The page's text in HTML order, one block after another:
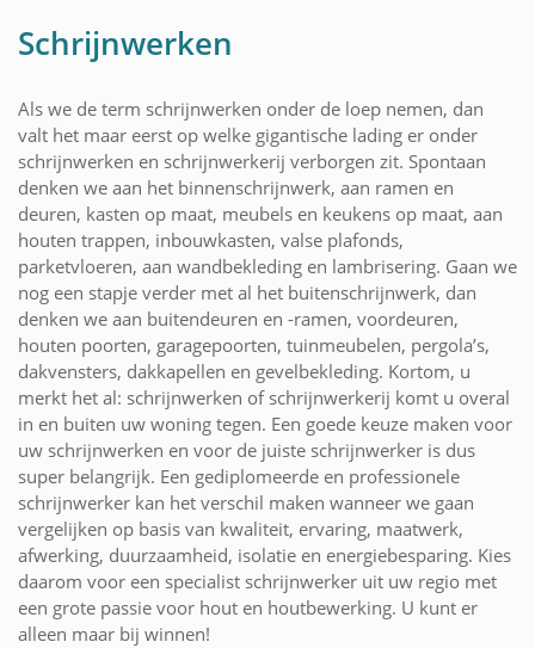
Schrijnwerken
Als we de term schrijnwerken onder de loep nemen, dan
valt het maar eerst op welke gigantische lading er onder
schrijnwerken en schrijnwerkerij verborgen zit. Spontaan
denken we aan het binnenschrijnwerk, aan ramen en
deuren, kasten op maat, meubels en keukens op maat, aan
houten trappen, inbouwkasten, valse plafonds,
parketvloeren, aan wandbekleding en lambrisering. Gaan we
nog een stapje verder met al het buitenschrijnwerk, dan
denken we aan buitendeuren en -ramen, voordeuren,
houten poorten, garagepoorten, tuinmeubelen, pergola’s,
dakvensters, dakkapellen en gevelbekleding. Kortom, u
merkt het al: schrijnwerken of schrijnwerkerij komt u overal
in en buiten uw woning tegen. Een goede keuze maken voor
uw schrijnwerken en voor de juiste schrijnwerker is dus
super belangrijk. Een gediplomeerde en professionele
schrijnwerker kan het verschil maken wanneer we gaan
vergelijken op basis van kwaliteit, ervaring, maatwerk,
afwerking, duurzaamheid, isolatie en energiebesparing. Kies
daarom voor een specialist schrijnwerker uit uw regio met
een grote passie voor hout en houtbewerking. U kunt er
alleen maar bij winnen!